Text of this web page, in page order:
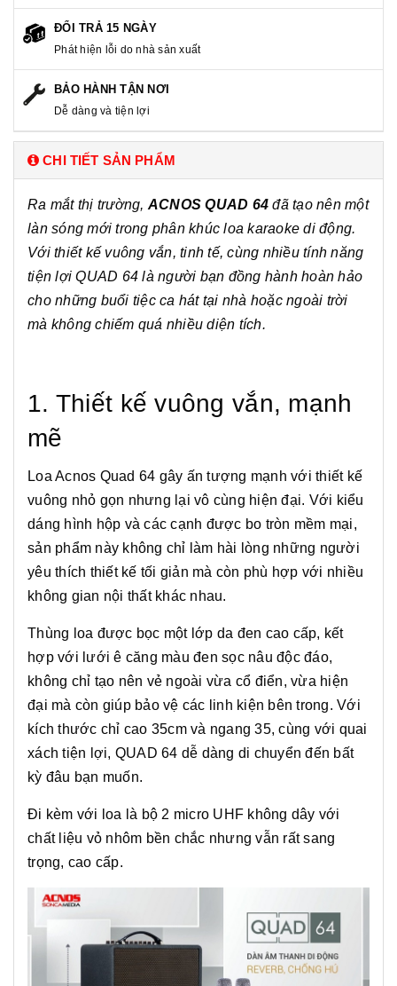
ĐỔI TRẢ 15 NGÀY
Phát hiện lỗi do nhà sản xuất
BẢO HÀNH TẬN NƠI
Dễ dàng và tiện lợi
CHI TIẾT SẢN PHẨM
Ra mắt thị trường, ACNOS QUAD 64 đã tạo nên một
làn sóng mới trong phân khúc loa karaoke di động.
Với thiết kế vuông vắn, tinh tế, cùng nhiều tính năng
tiện lợi QUAD 64 là người bạn đồng hành hoàn hảo
cho những buổi tiệc ca hát tại nhà hoặc ngoài trời
mà không chiếm quá nhiều diện tích.
1. Thiết kế vuông vắn, mạnh
mẽ
Loa Acnos Quad 64 gây ấn tượng mạnh với thiết kế
vuông nhỏ gọn nhưng lại vô cùng hiện đại. Với kiểu
dáng hình hộp và các cạnh được bo tròn mềm mại,
sản phẩm này không chỉ làm hài lòng những người
yêu thích thiết kế tối giản mà còn phù hợp với nhiều
không gian nội thất khác nhau.
Thùng loa được bọc một lớp da đen cao cấp, kết
hợp với lưới ê căng màu đen sọc nâu độc đáo,
không chỉ tạo nên vẻ ngoài vừa cổ điển, vừa hiện
đại mà còn giúp bảo vệ các linh kiện bên trong. Với
kích thước chỉ cao 35cm và ngang 35, cùng với quai
xách tiện lợi, QUAD 64 dễ dàng di chuyển đến bất
kỳ đâu bạn muốn.
Đi kèm với loa là bộ 2 micro UHF không dây với
chất liệu vỏ nhôm bền chắc nhưng vẫn rất sang
trọng, cao cấp.